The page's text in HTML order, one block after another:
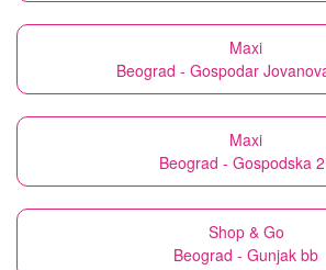
Maxi
Beograd - Gospodar
Maxi
Beograd - Gospodska
Shop & Go
Beograd - Gunjak bb